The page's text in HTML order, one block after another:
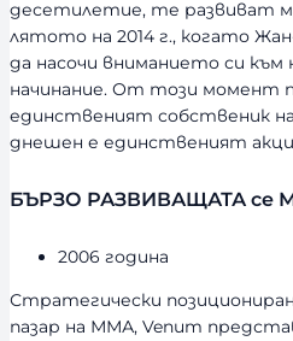
десетилетие, те развиват
лятото на 2014 г., когато
да насочи вниманието си към
начинание. От този момент
единственият собственик
днешен е единственият
БЪРЗО РАЗВИВАЩАТА се
2006 година
Стратегически
пазар на ММА, Venum